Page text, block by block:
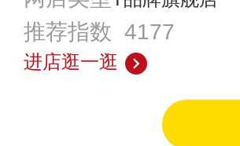
推荐指数 4177
进店逛一逛